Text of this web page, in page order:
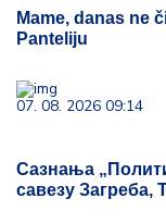
Mame, danas ne
Panteliju
07. 08. 2026 09:14
Сазнања
савезу Загреба,